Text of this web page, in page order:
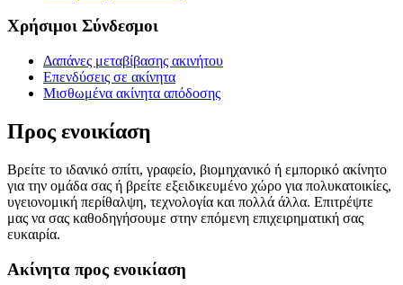
Χρήσιμοι Σύνδεσμοι
Δαπάνες μεταβίβασης ακινήτου
Επενδύσεις σε ακίνητα
Μισθωμένα ακίνητα απόδοσης
Προς ενοικίαση
Βρείτε το ιδανικό σπίτι, γραφείο, βιομηχανικό ή εμπορικό ακίνητο
για την ομάδα σας ή βρείτε εξειδικευμένο χώρο για πολυκατοικίες,
υγειονομική περίθαλψη, τεχνολογία και πολλά άλλα. Επιτρέψτε
μας να σας καθοδηγήσουμε στην επόμενη επιχειρηματική σας
ευκαιρία.
Ακίνητα προς ενοικίαση